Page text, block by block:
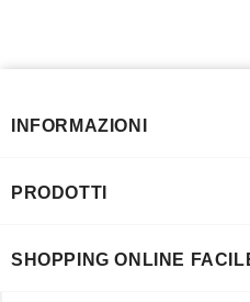
INFORMAZIONI
PRODOTTI
SHOPPING ONLINE